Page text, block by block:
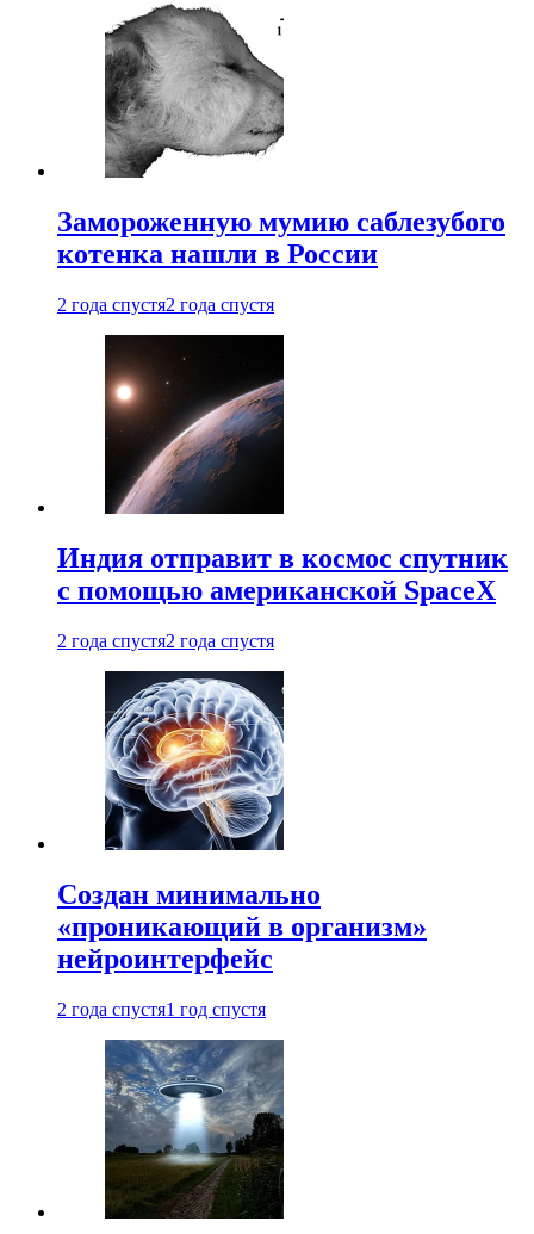
Замороженную мумию саблезубого
котенка нашли в России
2 года спустя2 года спустя
Индия отправит в космос спутник
с помощью американской SpaceX
2 года спустя2 года спустя
Создан минимально
«проникающий в организм»
нейроинтерфейс
2 года спустя1 год спустя